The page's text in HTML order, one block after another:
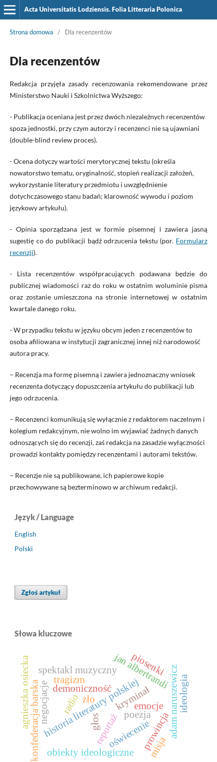
Acta Universitatis Lodziensis. Folia Litteraria Polonica
Strona domowa / Dla recenzentów
Dla recenzentów
Redakcja przyjęła zasady recenzowania rekomendowane przez
Ministerstwo Nauki i Szkolnictwa Wyższego:
- Publikacja oceniana jest przez dwóch niezależnych recenzentów
spoza jednostki, przy czym autorzy i recenzenci nie są ujawniani
(double-blind review proces).
- Ocena dotyczy wartości merytorycznej tekstu (określa
nowatorstwo tematu, oryginalność, stopień realizacji założeń,
wykorzystanie literatury przedmiotu i uwzględnienie
dotychczasowego stanu badań; klarowność wywodu i poziom
językowy artykułu).
- Opinia sporządzana jest w formie pisemnej i zawiera jasną
sugestię co do publikacji bądź odrzucenia tekstu (por. Formularz
recenzji).
- Lista recenzentów współpracujących podawana będzie do
publicznej wiadomości raz do roku w ostatnim woluminie pisma
oraz zostanie umieszczona na stronie internetowej w ostatnim
kwartale danego roku.
- W przypadku tekstu w języku obcym jeden z recenzentów to
osoba afiliowana w instytucji zagranicznej innej niż narodowość
autora pracy.
– Recenzja ma formę pisemną i zawiera jednoznaczny wniosek
recenzenta dotyczący dopuszczenia artykułu do publikacji lub
jego odrzucenia.
– Recenzenci komunikują się wyłącznie z redaktorem naczelnym i
kolegium redakcyjnym, nie wolno im wyjawiać żadnych danych
odnoszących się do recenzji, zaś redakcja na zasadzie wyłączności
prowadzi kontakty pomiędzy recenzentami i autorami tekstów.
– Recenzje nie są publikowane, ich papierowe kopie
przechowywane są bezterminowo w archiwum redakcji.
Język / Language
English
Polski
Zgłoś artykuł
Słowa kluczowe
oświecenie
historia literatury polskiej
poezja
jan albertrandiadam naruszewicz
konfederacja barska emocje ideologia
obiekty ideologiczne
zło
demoniczność kryminał
prowincja
agnieszka osiecka piosenki
spektakl muzyczny
radio
reportaż
misja
głos
negocjacje
tragizm